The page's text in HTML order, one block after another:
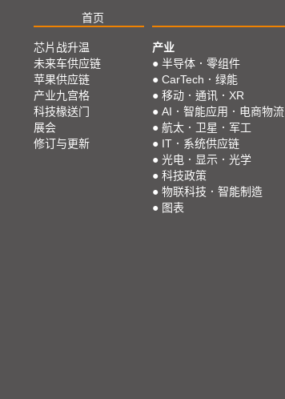
首页
芯片战升温
未来车供应链
苹果供应链
产业九宫格
科技椽送门
展会
修订与更新
产业
● 半导体．零组件
● CarTech．绿能
● 移动．通讯．XR
● AI．智能应用．电商物流
● 航太．卫星．军工
● IT．系统供应链
● 光电．显示．光学
● 科技政策
● 物联科技．智能制造
● 图表